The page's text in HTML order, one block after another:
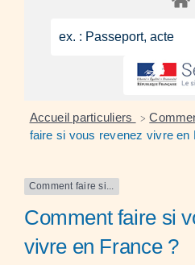
Accueil particuliers >
faire si vous revenez vivre en
Comment faire si...
Comment faire si
vivre en France ?